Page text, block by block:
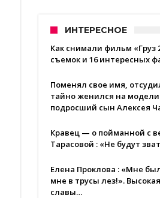
ИНТЕРЕСНОЕ
Как снимали фильм «Груз
съемок и 16 интересных
Поменял свое имя,
тайно женился на модели
подросший сын Алексея
Кравец — о пойманной с
Тарасовой : «Не будут
Елена Проклова : «Мне
мне в трусы лез!».
славы…